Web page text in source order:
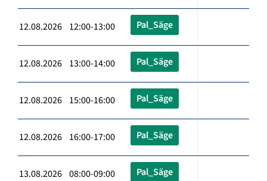
12.08.2026 12:00-13:00 Pal_Säge
12.08.2026 13:00-14:00 Pal_Säge
12.08.2026 15:00-16:00 Pal_Säge
12.08.2026 16:00-17:00 Pal_Säge
13.08.2026 08:00-09:00 Pal_Säge